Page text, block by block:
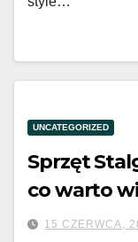
UNCATEGORIZED
Sprzęt
co warto
15 CZERWCA,